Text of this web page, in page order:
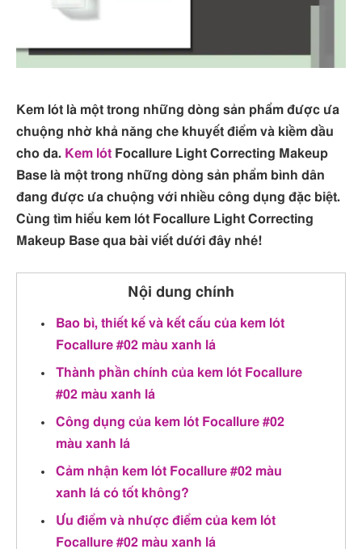
Kem lót là một trong những dòng sản phẩm được ưa
chuộng nhờ khả năng che khuyết điểm và kiềm dầu
cho da. Kem lót Focallure Light Correcting Makeup
Base là một trong những dòng sản phẩm bình dân
đang được ưa chuộng với nhiều công dụng đặc biệt.
Cùng tìm hiểu kem lót Focallure Light Correcting
Makeup Base qua bài viết dưới đây nhé!
Nội dung chính
Bao bì, thiết kế và kết cấu của kem lót
Focallure #02 màu xanh lá
Thành phần chính của kem lót Focallure
#02 màu xanh lá
Công dụng của kem lót Focallure #02
màu xanh lá
Cảm nhận kem lót Focallure #02 màu
xanh lá có tốt không?
Ưu điểm và nhược điểm của kem lót
Focallure #02 màu xanh lá